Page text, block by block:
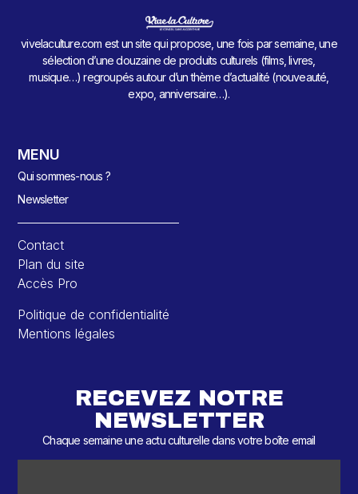
vivelaculture.com est un site qui propose, une fois par semaine, une
sélection d’une douzaine de produits culturels (films, livres,
musique…) regroupés autour d’un thème d’actualité (nouveauté,
expo, anniversaire…).
MENU
Qui sommes-nous ?
Newsletter
Contact
Plan du site
Accès Pro
Politique de confidentialité
Mentions légales
RECEVEZ NOTRE
NEWSLETTER
Chaque semaine une actu culturelle dans votre boîte email